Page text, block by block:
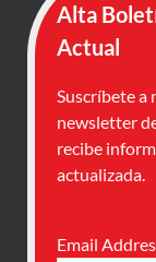
Alta
Actual
Suscríbete a
newsletter
recibe
actualizada.
Email